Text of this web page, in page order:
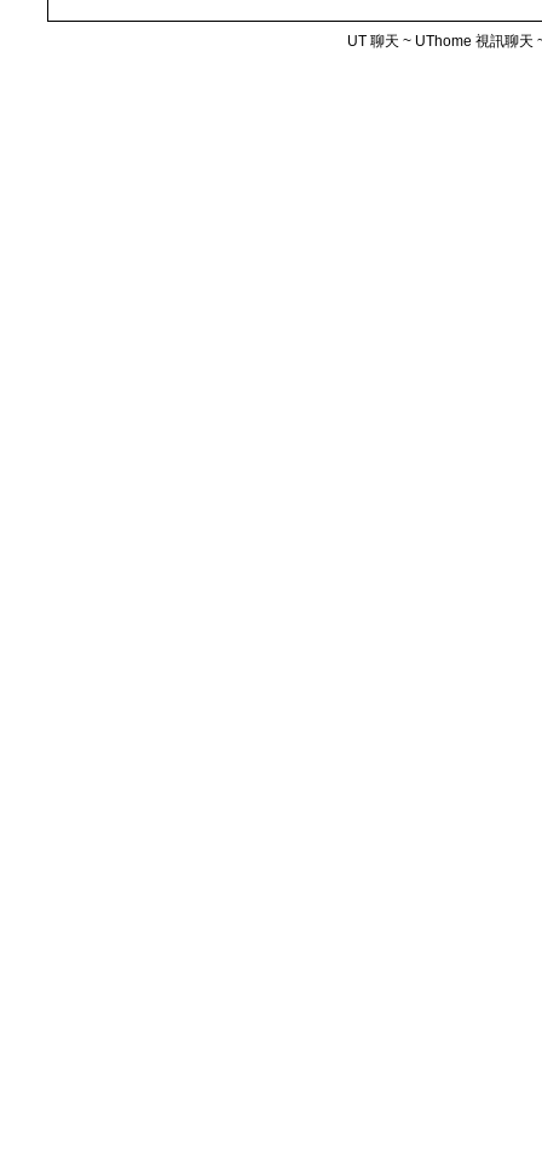
UT 聊天 ~ UThome 視訊聊天